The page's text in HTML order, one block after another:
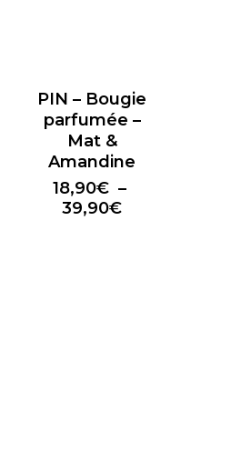
PIN – Bougie
parfumée –
Mat &
Amandine
18,90€ –
39,90€Plage